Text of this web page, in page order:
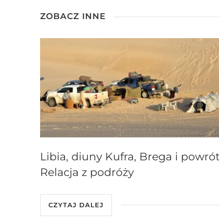
ZOBACZ INNE
Libia, diuny Kufra, Brega i
Relacja z podróży
CZYTAJ DALEJ